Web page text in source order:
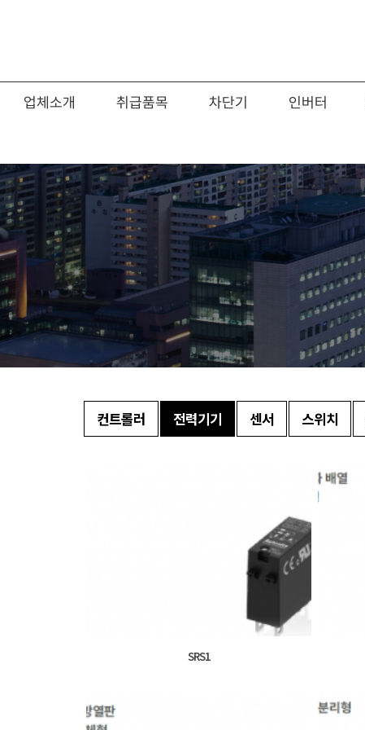
업체소개 취급품목 차단기 인버터
컨트롤러 전력기기 센서 스위치
SRS1